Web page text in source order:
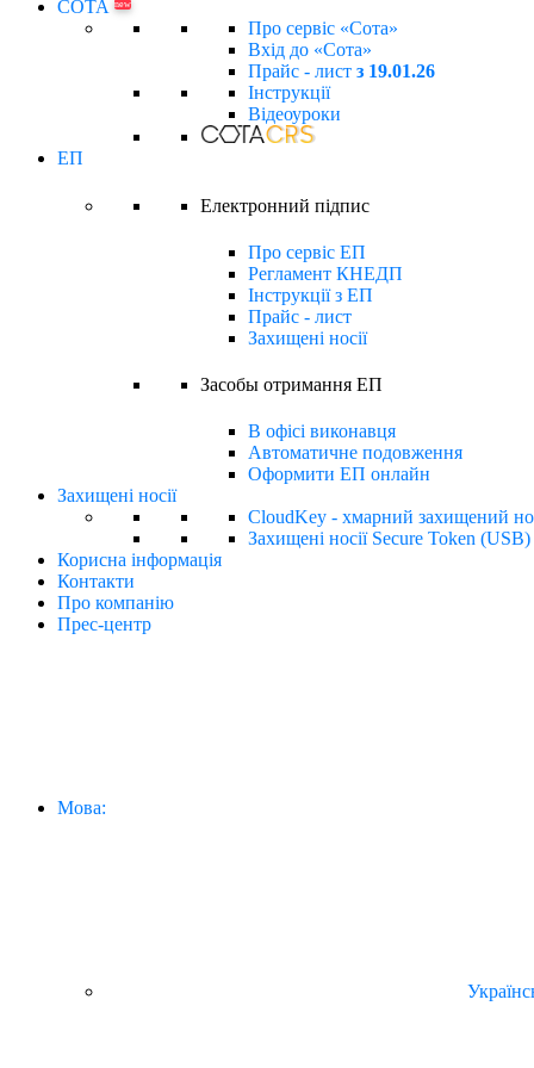
СОТА new
Про сервіс «Сота»
Вхід до «Сота»
Прайс - лист з 19.01.26
Інструкції
Відеоуроки
ЕП
Електронний підпиc
Про сервіс ЕП
Регламент КНЕДП
Інструкції з ЕП
Прайс - лист
Захищені носії
Засобы отримання ЕП
В офісі виконавця
Автоматичне подовження
Оформити ЕП онлайн
Захищені носії
CloudKey - хмарний захищений
Захищені носії Secure Token (USB)
Корисна інформація
Контакти
Про компанію
Прес-центр
Мова: